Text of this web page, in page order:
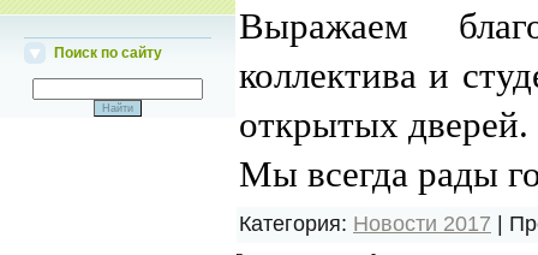
Поиск по сайту
Выражаем
коллектива и
открытых дверей.
Мы всегда рады
Категория: Новости 2017 |